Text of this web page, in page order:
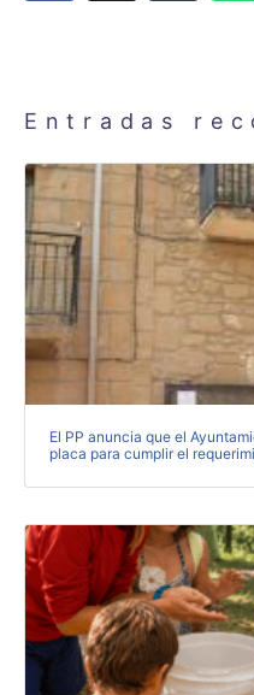
Entradas
El PP anuncia que el
placa para cumplir el